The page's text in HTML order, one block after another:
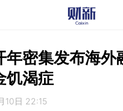
年密集发布海外
饥渴症
10日 22:15